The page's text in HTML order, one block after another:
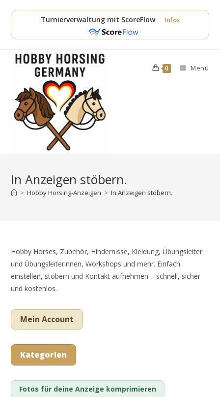
Inhalt
Turnierverwaltung mit ScoreFlow Infos
0 Menü
In Anzeigen stöbern.
> Hobby Horsing-Anzeigen > In Anzeigen stöbern.
Hobby Horses, Zubehör, Hindernisse, Kleidung, Übungsleiter
und Übungsleiterinnen, Workshops und mehr. Einfach
einstellen, stöbern und Kontakt aufnehmen – schnell, sicher
und kostenlos.
Mein Account
Kategorien
Fotos für deine Anzeige komprimieren